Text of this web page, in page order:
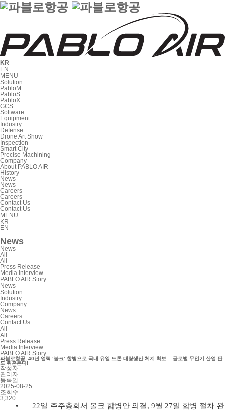
KR
EN
MENU
Solution
PabloM
PabloS
PabloX
GCS
Software
Equipment
Industry
Defense
Drone Art Show
Inspection
Smart City
Precise Machining
Company
About PABLO AIR
History
News
News
Careers
Careers
Contact Us
Contact Us
MENU
KR
EN
News
News
All
All
Press Release
Media Interview
PABLO AIR Story
News
Solution
Industry
Company
News
Careers
Contact Us
All
All
Press Release
Media Interview
PABLO AIR Story
파블로항공, 40년 업력 ‘볼크’ 합병으로 국내 유일 드론 대량생산 체계 확보… 글로벌 무인기 산업 판
도 뒤흔든다!
작성자
관리자
등록일
2025-08-25
조회수
3,320
• 22일 주주총회서 볼크 합병안 의결 , 9월 27일 합병 절차 완